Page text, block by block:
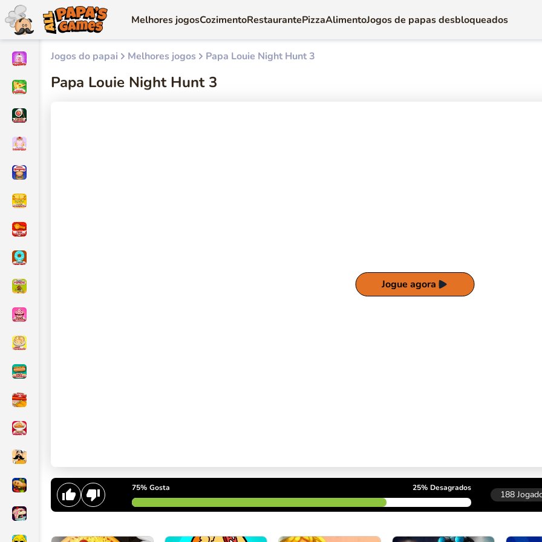
Melhores jogosCozimentoRestaurantePizzaAlimentoJogos de papas desbloqueados
Jogos do papai Melhores jogos Papa Louie Night Hunt 3
Papa Louie Night Hunt 3
Jogue agora
75% Gosta 25% Desagrados
188